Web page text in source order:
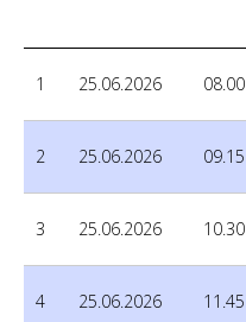
1 25.06.2026 08.00
2 25.06.2026 09.15
3 25.06.2026 10.30
4 25.06.2026 11.45